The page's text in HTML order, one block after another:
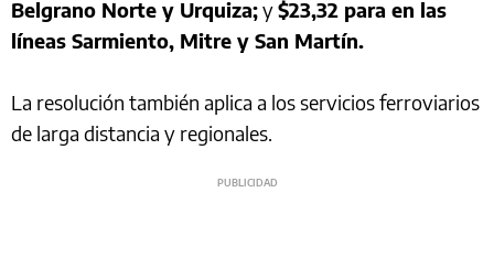
Belgrano Norte y Urquiza;y$23,32 para en las
líneas Sarmiento, Mitre y San Martín.
La resolución también aplica a los servicios ferroviarios
de larga distancia y regionales.